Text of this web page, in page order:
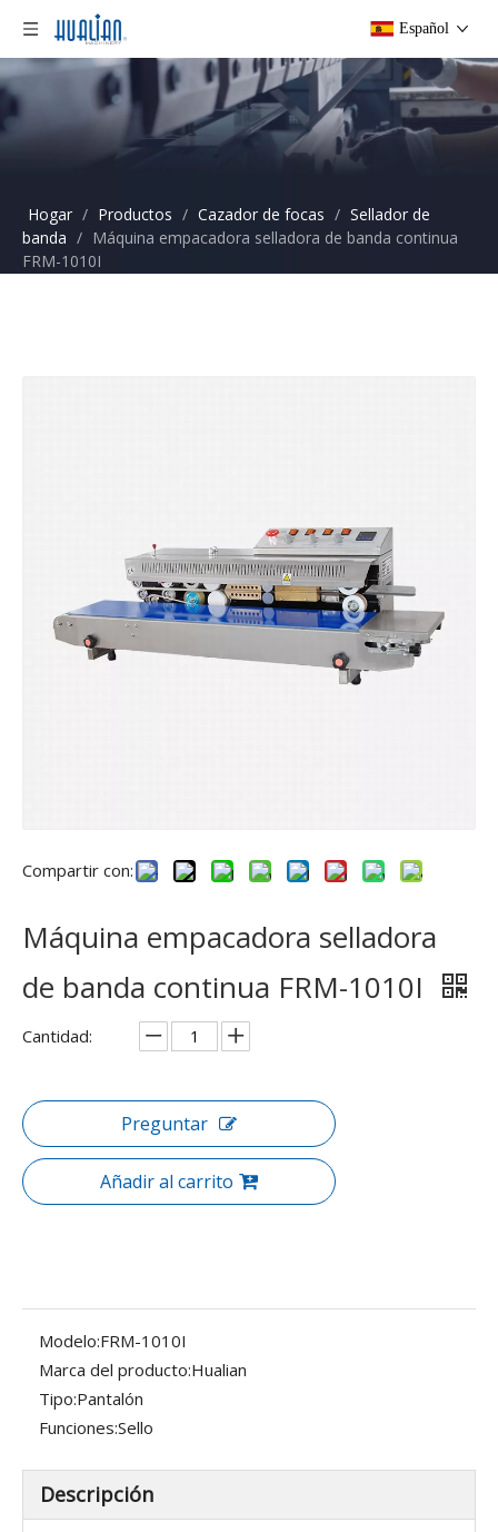
Español
Hogar / Productos / Cazador de focas / Sellador de
banda / Máquina empacadora selladora de banda continua
FRM-1010I
Compartir con:
Máquina empacadora selladora
de banda continua FRM-1010I
Cantidad:
Preguntar
Añadir al carrito
Modelo:FRM-1010I
Marca del producto:Hualian
Tipo:Pantalón
Funciones:Sello
Descripción